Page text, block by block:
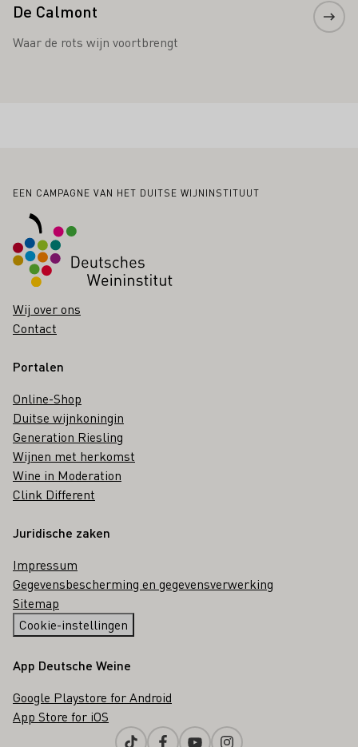
De Calmont
Waar de rots wijn voortbrengt
Voettekst
EEN CAMPAGNE VAN HET DUITSE WIJNINSTITUUT
Wij over ons
Contact
Portalen
Online-Shop
Duitse wijnkoningin
Generation Riesling
Wijnen met herkomst
Wine in Moderation
Clink Different
Juridische zaken
Impressum
Gegevensbescherming en gegevensverwerking
Sitemap
Cookie-instellingen
App Deutsche Weine
Google Playstore for Android
App Store for iOS